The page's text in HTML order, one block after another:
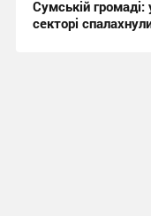
Сумській
секторі